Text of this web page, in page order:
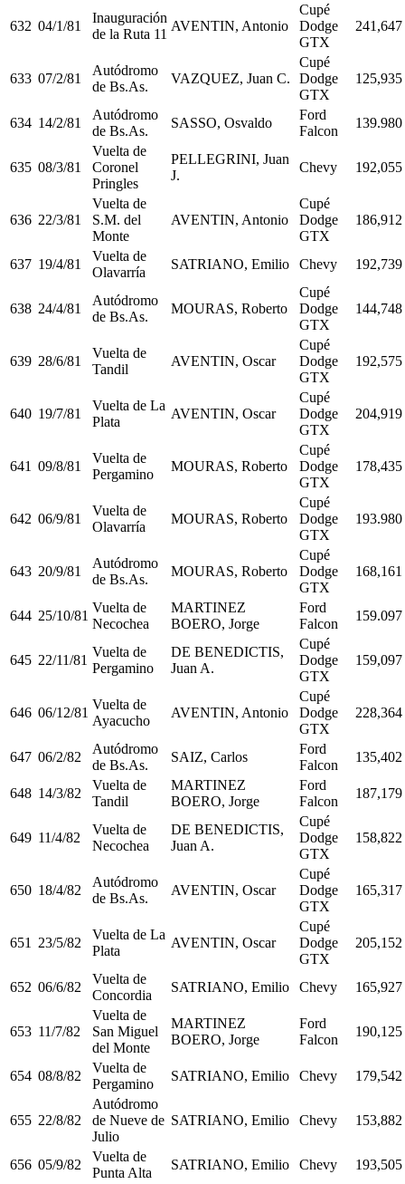
632 04/1/81
Inauguración
de la Ruta 11
AVENTIN, Antonio
Cupé
Dodge
GTX
241,647
633 07/2/81
Autódromo
de Bs.As.
VAZQUEZ, Juan C.
Cupé
Dodge
GTX
125,935
634 14/2/81
Autódromo
de Bs.As.
SASSO, Osvaldo
Ford
Falcon
139.980
635 08/3/81
Vuelta de
Coronel
Pringles
PELLEGRINI, Juan
J.
Chevy 192,055
636 22/3/81
Vuelta de
S.M. del
Monte
AVENTIN, Antonio
Cupé
Dodge
GTX
186,912
637 19/4/81
Vuelta de
Olavarría
SATRIANO, Emilio Chevy 192,739
638 24/4/81
Autódromo
de Bs.As.
MOURAS, Roberto
Cupé
Dodge
GTX
144,748
639 28/6/81
Vuelta de
Tandil
AVENTIN, Oscar
Cupé
Dodge
GTX
192,575
640 19/7/81
Vuelta de La
Plata
AVENTIN, Oscar
Cupé
Dodge
GTX
204,919
641 09/8/81
Vuelta de
Pergamino
MOURAS, Roberto
Cupé
Dodge
GTX
178,435
642 06/9/81
Vuelta de
Olavarría
MOURAS, Roberto
Cupé
Dodge
GTX
193.980
643 20/9/81
Autódromo
de Bs.As.
MOURAS, Roberto
Cupé
Dodge
GTX
168,161
644 25/10/81
Vuelta de
Necochea
MARTINEZ
BOERO, Jorge
Ford
Falcon
159.097
645 22/11/81
Vuelta de
Pergamino
DE BENEDICTIS,
Juan A.
Cupé
Dodge
GTX
159,097
646 06/12/81
Vuelta de
Ayacucho
AVENTIN, Antonio
Cupé
Dodge
GTX
228,364
647 06/2/82
Autódromo
de Bs.As.
SAIZ, Carlos
Ford
Falcon
135,402
648 14/3/82
Vuelta de
Tandil
MARTINEZ
BOERO, Jorge
Ford
Falcon
187,179
649 11/4/82
Vuelta de
Necochea
DE BENEDICTIS,
Juan A.
Cupé
Dodge
GTX
158,822
650 18/4/82
Autódromo
de Bs.As.
AVENTIN, Oscar
Cupé
Dodge
GTX
165,317
651 23/5/82
Vuelta de La
Plata
AVENTIN, Oscar
Cupé
Dodge
GTX
205,152
652 06/6/82
Vuelta de
Concordia
SATRIANO, Emilio Chevy 165,927
653 11/7/82
Vuelta de
San Miguel
del Monte
MARTINEZ
BOERO, Jorge
Ford
Falcon
190,125
654 08/8/82
Vuelta de
Pergamino
SATRIANO, Emilio Chevy 179,542
655 22/8/82
Autódromo
de Nueve de
Julio
SATRIANO, Emilio Chevy 153,882
656 05/9/82
Vuelta de
Punta Alta
SATRIANO, Emilio Chevy 193,505